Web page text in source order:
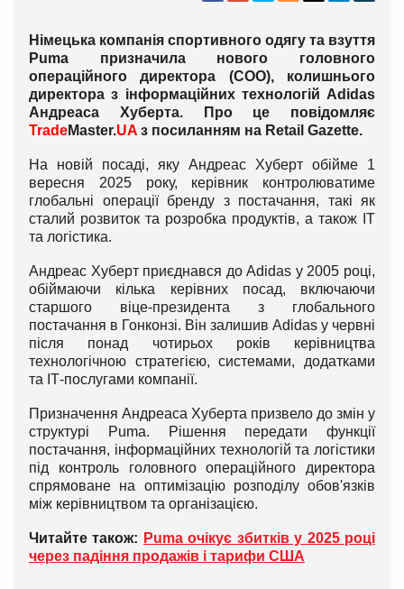
Німецька компанія спортивного одягу та взуття
Puma призначила нового головного
операційного директора (COO), колишнього
директора з інформаційних технологій Adidas
Андреаса Хуберта. Про це повідомляє
TradeMaster.UA з посиланням на Retail Gazette.
На новій посаді, яку Андреас Хуберт обійме 1
вересня 2025 року, керівник контролюватиме
глобальні операції бренду з постачання, такі як
сталий розвиток та розробка продуктів, а також ІТ
та логістика.
Андреас Хуберт приєднався до Adidas у 2005 році,
обіймаючи кілька керівних посад, включаючи
старшого віце-президента з глобального
постачання в Гонконзі. Він залишив Adidas у червні
після понад чотирьох років керівництва
технологічною стратегією, системами, додатками
та ІТ-послугами компанії.
Призначення Андреаса Хуберта призвело до змін у
структурі Puma. Рішення передати функції
постачання, інформаційних технологій та логістики
під контроль головного операційного директора
спрямоване на оптимізацію розподілу обов'язків
між керівництвом та організацією.
Читайте також: Puma очікує збитків у 2025 році
через падіння продажів і тарифи США